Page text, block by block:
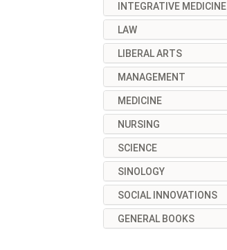
INTEGRATIVE MEDICINE
LAW
LIBERAL ARTS
MANAGEMENT
MEDICINE
NURSING
SCIENCE
SINOLOGY
SOCIAL INNOVATIONS
GENERAL BOOKS